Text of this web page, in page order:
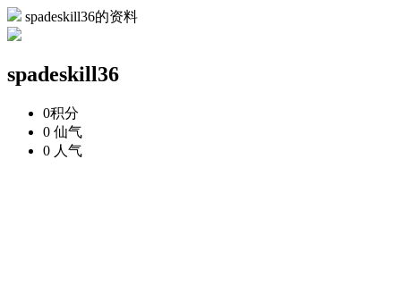
spadeskill36的资料
spadeskill36
0积分
0 仙气
0 人气